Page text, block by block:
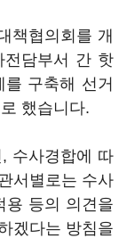
책협의회를 개
전담부서 간 핫
구축해 선거
했습니다.
수사경합에 따
서별로는 수사
용 등의 의견을
겠다는 방침을